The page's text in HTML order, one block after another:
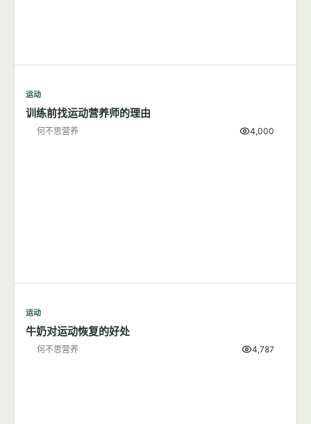
运动
训练前找运动营养师的理由
何不思营养 4,000
运动
牛奶对运动恢复的好处
何不思营养 4,787